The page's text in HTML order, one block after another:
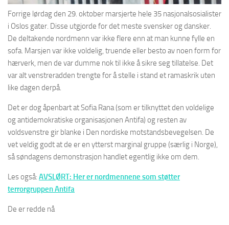
Forrige lørdag den 29. oktober marsjerte hele 35 nasjonalsosialister
i Oslos gater. Disse utgjorde for det meste svensker og dansker.
De deltakende nordmenn var ikke flere enn at man kunne fylle en
sofa. Marsjen var ikke voldelig, truende eller besto av noen form for
hærverk, men de var dumme nok til ikke å sikre seg tillatelse. Det
var alt venstreradden trengte for å stelle i stand et ramaskrik uten
like dagen derpå.
Det er dog åpenbart at Sofia Rana (som er tilknyttet den voldelige
og antidemokratiske organisasjonen Antifa) og resten av
voldsvenstre gir blanke i Den nordiske motstandsbevegelsen. De
vet veldig godt at de er en ytterst marginal gruppe (særlig i Norge),
så søndagens demonstrasjon handlet egentlig ikke om dem.
Les også: AVSLØRT: Her er nordmennene som støtter
terrorgruppen Antifa
De er redde nå